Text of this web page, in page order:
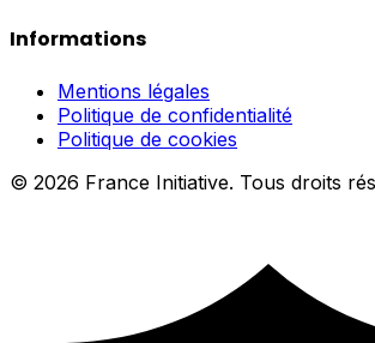
Informations
Mentions légales
Politique de confidentialité
Politique de cookies
© 2026 France Initiative. Tous droits